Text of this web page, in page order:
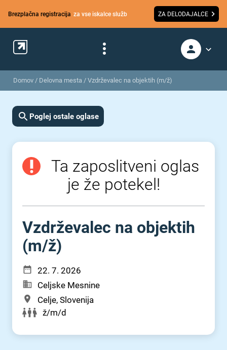
Brezplačna registracija za vse iskalce služb ZA DELODAJALCE
Domov / Delovna mesta / Vzdrževalec na objektih (m/ž)
Poglej ostale oglase
Ta zaposlitveni oglas
je že potekel!
Vzdrževalec na objektih
(m⁠/⁠ž)
22. 7. 2026
Celjske Mesnine
Celje, Slovenija
ž/m/d